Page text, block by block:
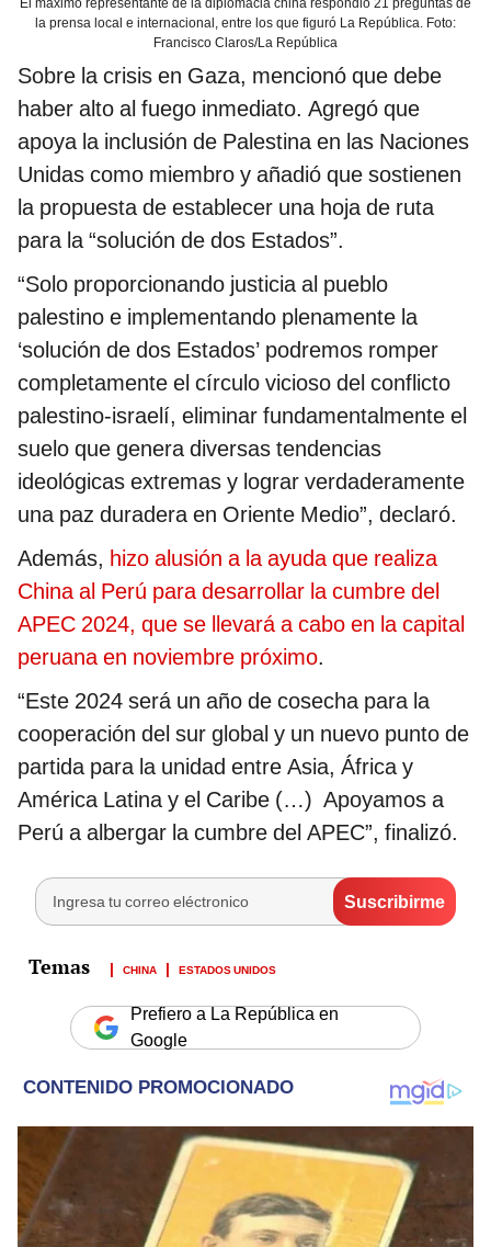
El máximo representante de la diplomacia china respondió 21 preguntas de
la prensa local e internacional, entre los que figuró La República. Foto:
Francisco Claros/La República
Sobre la crisis en Gaza, mencionó que debe
haber alto al fuego inmediato. Agregó que
apoya la inclusión de Palestina en las Naciones
Unidas como miembro y añadió que sostienen
la propuesta de establecer una hoja de ruta
para la “solución de dos Estados”.
“Solo proporcionando justicia al pueblo
palestino e implementando plenamente la
‘solución de dos Estados’ podremos romper
completamente el círculo vicioso del conflicto
palestino-israelí, eliminar fundamentalmente el
suelo que genera diversas tendencias
ideológicas extremas y lograr verdaderamente
una paz duradera en Oriente Medio”, declaró.
Además, hizo alusión a la ayuda que realiza
China al Perú para desarrollar la cumbre del
APEC 2024, que se llevará a cabo en la capital
peruana en noviembre próximo.
“Este 2024 será un año de cosecha para la
cooperación del sur global y un nuevo punto de
partida para la unidad entre Asia, África y
América Latina y el Caribe (…) Apoyamos a
Perú a albergar la cumbre del APEC”, finalizó.
CHINA ESTADOS UNIDOS
Prefiero a La República en
Google